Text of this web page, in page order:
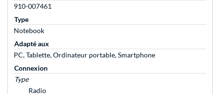
910-007461
Type
Notebook
Adapté aux
PC, Tablette, Ordinateur portable, Smartphone
Connexion
Type
Radio